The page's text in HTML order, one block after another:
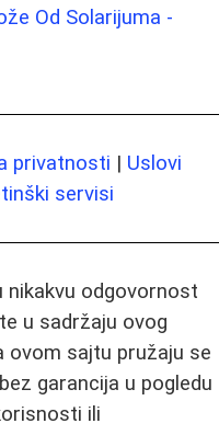
Od Solarijuma -
privatnosti | Uslovi
servisi
nikakvu odgovornost
u sadržaju ovog
ovom sajtu pružaju se
garancija u pogledu
ili